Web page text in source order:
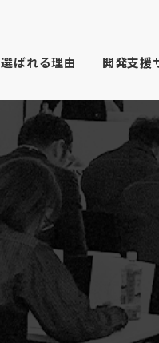
選ばれる理由 開発支援
試作技術から
真空注型
3Dプリンター
表面処理・加飾
光成形
スキャニング